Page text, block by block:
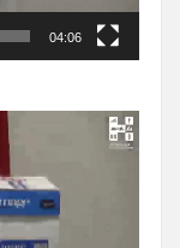
04:06